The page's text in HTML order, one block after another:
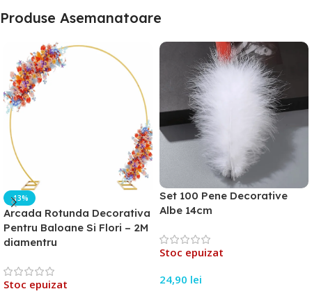
Produse Asemanatoare
-13%
Arcada Rotunda Decorativa
Pentru Baloane Si Flori – 2M
diamentru
Stoc epuizat
Set 100 Pene Decorative
Albe 14cm
Stoc epuizat
24,90 lei